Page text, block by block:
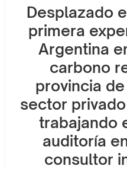
Desplazado
primera
Argentina
carbono
provincia
sector
trabajando
auditoría
consultor